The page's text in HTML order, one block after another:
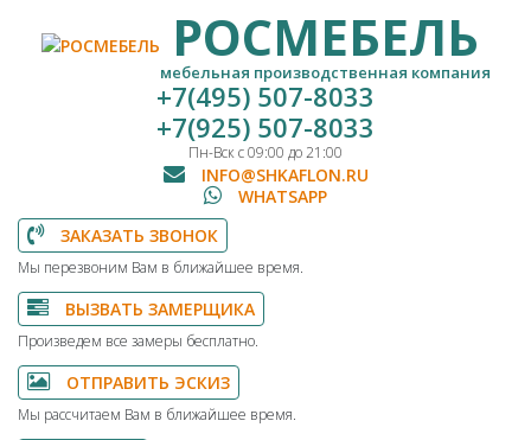
РОСМЕБЕЛЬ
мебельная производственная компания
+7(495) 507-8033
+7(925) 507-8033
Пн-Вск с 09:00 до 21:00
INFO@SHKAFLON.RU
WHATSAPP
ЗАКАЗАТЬ ЗВОНОК
Мы перезвоним Вам в ближайшее время.
ВЫЗВАТЬ ЗАМЕРЩИКА
Произведем все замеры бесплатно.
ОТПРАВИТЬ ЭСКИЗ
Мы рассчитаем Вам в ближайшее время.